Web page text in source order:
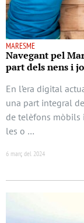
MARESME
Navegant pel
part dels nens i
En l’era digital
una part integral
de telèfons mòbils
les o …
6 març del 2024